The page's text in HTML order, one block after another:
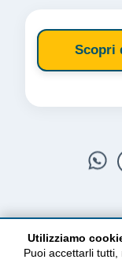
Scopri
Utilizziamo
Puoi accettarli tutti,